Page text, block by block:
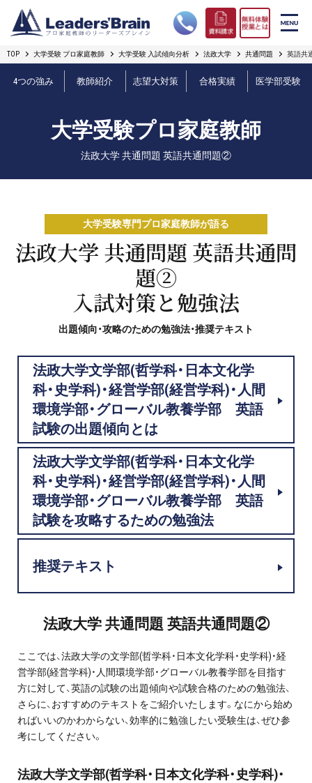
リーダーズブレインの強み
プロ教師紹介
無料体験授業とは
プロ家庭教師の英検®対策
費用について
お申込みの流れ
よくある質問
採用情報
採用情報
免責事項・著作権等
TOP 大学受験 プロ家庭教師 大学受験 入試傾向分析 法政大学 共通問題 英語共
4つの強み 教師紹介 志望大対策 合格実績 医学部受験
大学受験プロ家庭教師
法政大学 共通問題 英語共通問題②
大学受験専門プロ家庭教師が語る
法政大学 共通問題 英語共通問
題②
入試対策と勉強法
出題傾向・攻略のための勉強法・推奨テキスト
法政大学文学部(哲学科・日本文化学
科・史学科)・経営学部(経営学科)・人間
環境学部・グローバル教養学部 英語
試験の出題傾向とは
法政大学文学部(哲学科・日本文化学
科・史学科)・経営学部(経営学科)・人間
環境学部・グローバル教養学部 英語
試験を攻略するための勉強法
推奨テキスト
法政大学 共通問題 英語共通問題②
ここでは、法政大学の文学部(哲学科・日本文化学科・史学科)・経
営学部(経営学科)・人間環境学部・グローバル教養学部を目指す
方に対して、英語の試験の出題傾向や試験合格のための勉強法、
さらに、おすすめのテキストをご紹介いたします。なにから始め
ればいいのかわからない、効率的に勉強したい受験生は、ぜひ参
考にしてください。
法政大学文学部(哲学科・日本文化学科・史学科)・